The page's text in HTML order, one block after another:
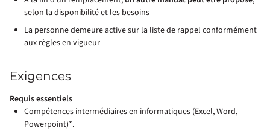
selon la disponibilité et les besoins
La personne demeure active sur la liste de rappel conformément
aux règles en vigueur
Exigences
Requis essentiels
Compétences intermédiaires en informatiques (Excel, Word,
Powerpoint)*.